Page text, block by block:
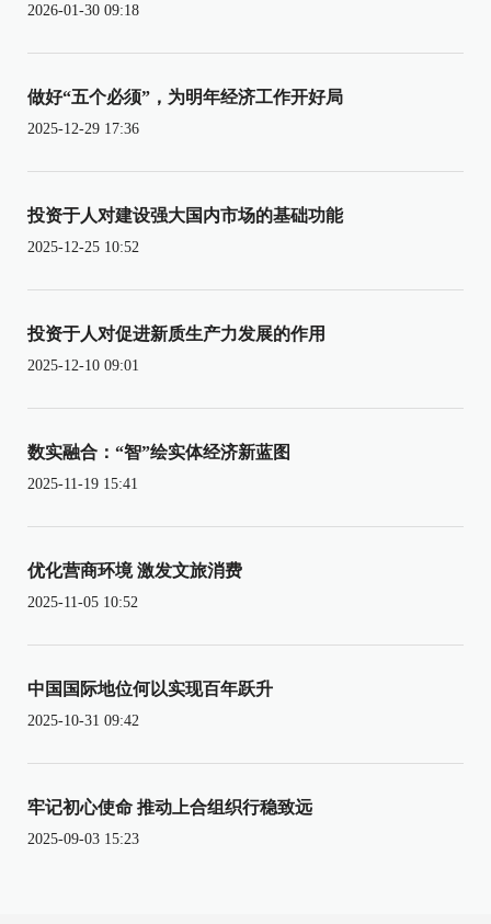
2026-01-30 09:18
做好“五个必须”，为明年经济工作开好局
2025-12-29 17:36
投资于人对建设强大国内市场的基础功能
2025-12-25 10:52
投资于人对促进新质生产力发展的作用
2025-12-10 09:01
数实融合：“智”绘实体经济新蓝图
2025-11-19 15:41
优化营商环境 激发文旅消费
2025-11-05 10:52
中国国际地位何以实现百年跃升
2025-10-31 09:42
牢记初心使命 推动上合组织行稳致远
2025-09-03 15:23